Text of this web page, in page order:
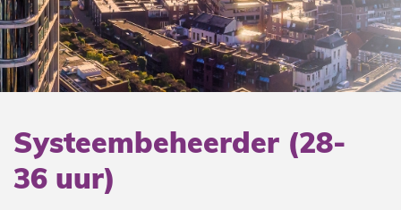
Systeembeheerder (28-
36 uur)